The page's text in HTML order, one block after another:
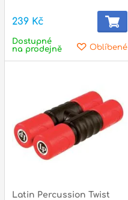
239 Kč
Oblíbené
Dostupné
na prodejně
Latin Percussion Twist